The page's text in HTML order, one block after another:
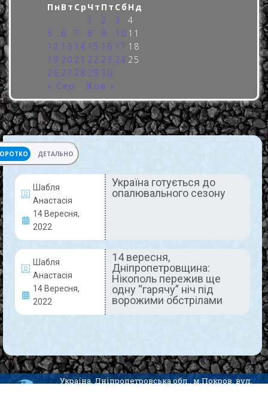
Пн Вт Ср Чт Пт Сб Нд
1
2 3
4
5
6 7 8 9 10 11
12 13 14 15 16 17 18
19 20 21 22 23 24 25
26 27 28 29 30
« Сер
Жов »
ДЕТАЛЬНО
Шабля
Анастасія
14 Вересня,
2022
Україна готується до
опалювального сезону
Шабля
Анастасія
14 Вересня,
2022
14 вересня,
Дніпропетровщина:
Нікополь пережив ще
одну “гарячу” ніч під
ворожими обстрілами
АКТУАЛЬНО
Україна готується до
Цьогоріч опалювальний сезон в Україні
офіційно стартує 15 жовтня. Але його будуть
запроваджувати з урахуванням погодних умов в
Україна, Дніпропетровська обл., м.Покров, вул.